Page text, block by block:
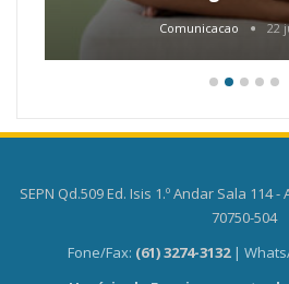
Comunicacao 22
SEPN Qd.509 Ed. Isis 1.º Andar Sala 114
70750-504
Fone/Fax: (61) 3274-3132 |